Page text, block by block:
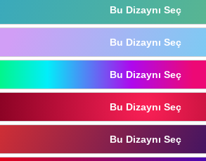
Bu Dizaynı Seç
Bu Dizaynı Seç
Bu Dizaynı Seç
Bu Dizaynı Seç
Bu Dizaynı Seç